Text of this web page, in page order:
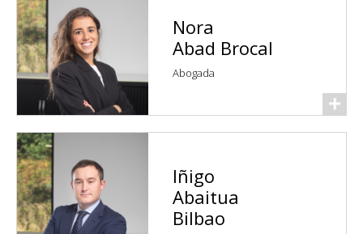
Nora
Abad Brocal
Abogada
Iñigo
Abaitua
Bilbao